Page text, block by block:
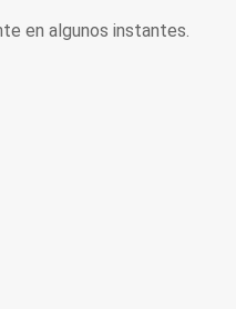
en algunos instantes.